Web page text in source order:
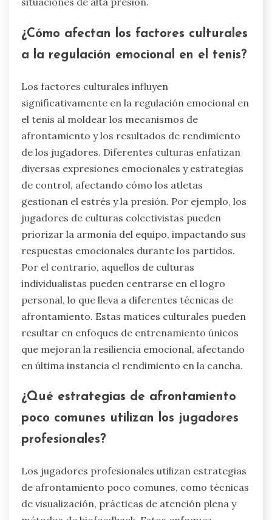
respuestas fisiológicas. Otro atributo raro es la
aplicación de la reestructuración narrativa,
donde los atletas remodelan su diálogo interno
únicas proporcionan una ventaja competitiva en
situaciones de alta presión.
¿Cómo afectan los factores culturales
a la regulación emocional en el tenis?
Los factores culturales influyen
significativamente en la regulación emocional en
el tenis al moldear los mecanismos de
afrontamiento y los resultados de rendimiento
de los jugadores. Diferentes culturas enfatizan
diversas expresiones emocionales y estrategias
de control, afectando cómo los atletas
gestionan el estrés y la presión. Por ejemplo, los
jugadores de culturas colectivistas pueden
priorizar la armonía del equipo, impactando sus
respuestas emocionales durante los partidos.
individualistas pueden centrarse en el logro
personal, lo que lleva a diferentes técnicas de
afrontamiento. Estas matices culturales pueden
resultar en enfoques de entrenamiento únicos
en última instancia el rendimiento en la cancha.
¿Qué estrategias de afrontamiento